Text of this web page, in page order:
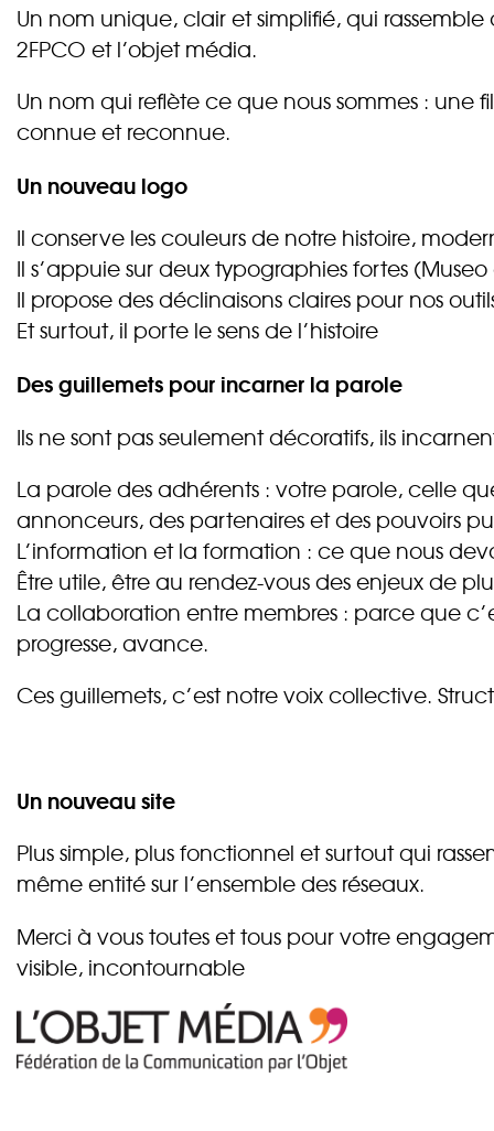
Un nom unique, clair et simplifié, qui
2FPCO et l’objet média.
Un nom qui reflète ce que nous sommes :
connue et reconnue.
Un nouveau logo
Il conserve les couleurs de notre histoire,
Il s’appuie sur deux typographies fortes
Il propose des déclinaisons claires pour nos
Et surtout, il porte le sens de l’histoire
Des guillemets pour incarner la parole
Ils ne sont pas seulement décoratifs, ils
La parole des adhérents : votre parole, celle
annonceurs, des partenaires et des pouvoirs
L’information et la formation : ce que nous
Être utile, être au rendez-vous des enjeux de
La collaboration entre membres : parce que
progresse, avance.
Ces guillemets, c’est notre voix collective.
Un nouveau site
Plus simple, plus fonctionnel et surtout qui
même entité sur l’ensemble des réseaux.
Merci à vous toutes et tous pour votre
visible, incontournable